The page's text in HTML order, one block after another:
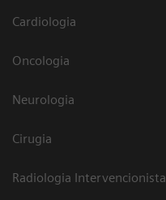
Cardiologia
Oncologia
Neurologia
Cirugia
Radiologia Intervencionista